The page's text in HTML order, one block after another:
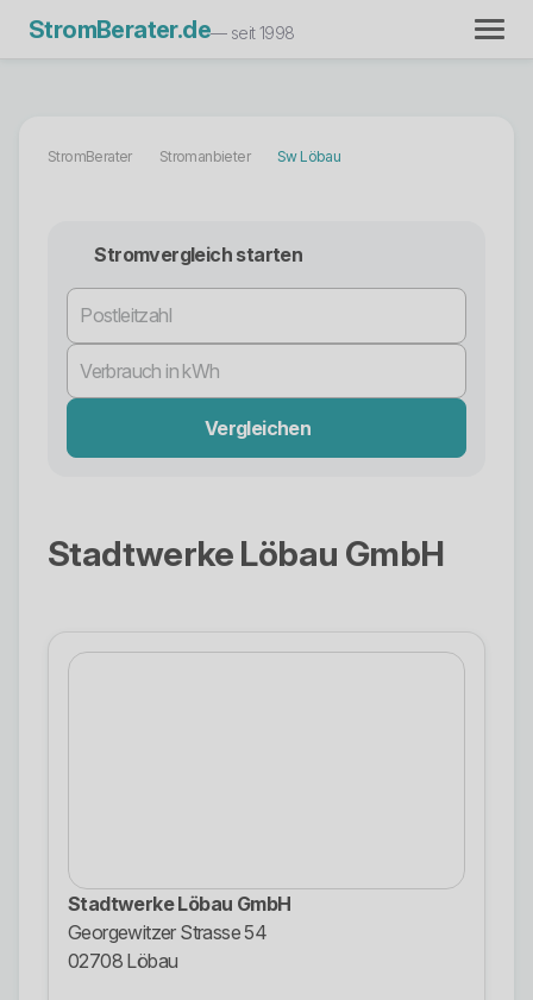
StromBerater.de— seit 1998
StromBerater Stromanbieter Sw Löbau
Stromvergleich starten
Vergleichen
Stadtwerke Löbau GmbH
Stadtwerke Löbau GmbH
Georgewitzer Strasse 54
02708 Löbau